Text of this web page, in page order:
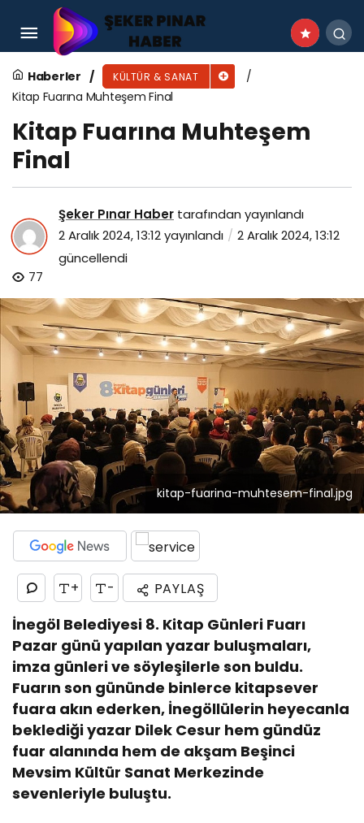
Haberler KÜLTÜR & SANAT
Kitap Fuarına Muhteşem Final
Kitap Fuarına Muhteşem
Final
Şeker Pınar Haber tarafından yayınlandı
2 Aralık 2024, 13:12yayınlandı
2 Aralık 2024, 13:12
güncellendi
77
kitap-fuarina-muhtesem-final.jpg
+ - PAYLAŞ
İnegöl Belediyesi 8. Kitap Günleri Fuarı
Pazar günü yapılan yazar buluşmaları,
imza günleri ve söyleşilerle son buldu.
Fuarın son gününde binlerce kitapsever
fuara akın ederken, İnegöllülerin heyecanla
beklediği yazar Dilek Cesur hem gündüz
fuar alanında hem de akşam Beşinci
Mevsim Kültür Sanat Merkezinde
sevenleriyle buluştu.
Ödüllü Filmler Çiğli’de İzleyiciyle Buluştu